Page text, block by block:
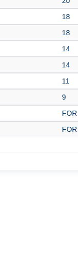
18
18
14
14
11
9
FOR
FOR